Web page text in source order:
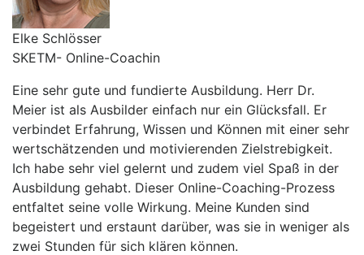
Elke Schlösser
SKETM- Online-Coachin
Eine sehr gute und fundierte Ausbildung. Herr Dr.
Meier ist als Ausbilder einfach nur ein Glücksfall. Er
verbindet Erfahrung, Wissen und Können mit einer sehr
wertschätzenden und motivierenden Zielstrebigkeit.
Ich habe sehr viel gelernt und zudem viel Spaß in der
Ausbildung gehabt. Dieser Online-Coaching-Prozess
entfaltet seine volle Wirkung. Meine Kunden sind
begeistert und erstaunt darüber, was sie in weniger als
zwei Stunden für sich klären können.